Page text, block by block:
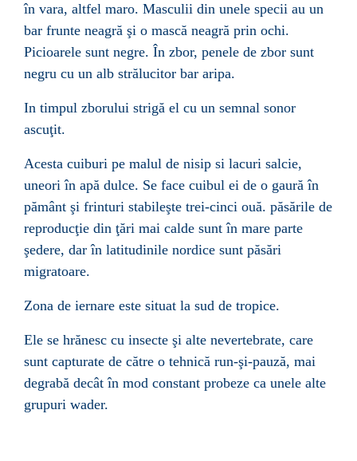
în vara, altfel maro. Masculii din unele specii au un
bar frunte neagră şi o mască neagră prin ochi.
Picioarele sunt negre. În zbor, penele de zbor sunt
negru cu un alb strălucitor bar aripa.
In timpul zborului strigă el cu un semnal sonor
ascuţit.
Acesta cuiburi pe malul de nisip si lacuri salcie,
uneori în apă dulce. Se face cuibul ei de o gaură în
pământ şi frinturi stabileşte trei-cinci ouă. păsările de
reproducţie din ţări mai calde sunt în mare parte
şedere, dar în latitudinile nordice sunt păsări
migratoare.
Zona de iernare este situat la sud de tropice.
Ele se hrănesc cu insecte şi alte nevertebrate, care
sunt capturate de către o tehnică run-şi-pauză, mai
degrabă decât în ​​mod constant probeze ca unele alte
grupuri wader.